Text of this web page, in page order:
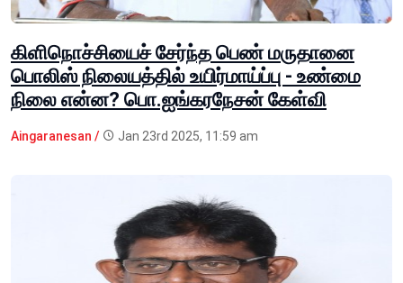
கிளிநொச்சியைச் சேர்ந்த பெண் மருதானை
பொலிஸ் நிலையத்தில் உயிர்மாய்ப்பு - உண்மை
நிலை என்ன? பொ.ஐங்கரநேசன் கேள்வி
Aingaranesan / Jan 23rd 2025, 11:59 am